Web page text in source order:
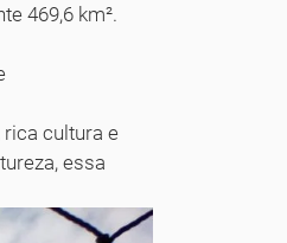
469,6 km².
rica cultura e
essa